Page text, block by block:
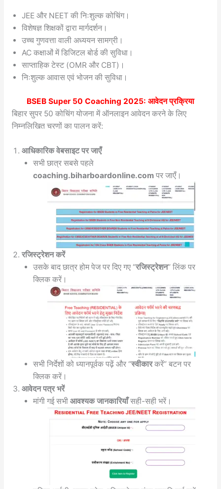
JEE और NEET की निःशुल्क कोचिंग।
विशेषज्ञ शिक्षकों द्वारा मार्गदर्शन।
उच्च गुणवत्ता वाली अध्ययन सामग्री।
AC कक्षाओं में डिजिटल बोर्ड की सुविधा।
साप्ताहिक टेस्ट (OMR और CBT)।
निःशुल्क आवास एवं भोजन की सुविधा।
BSEB Super 50 Coaching 2025: आवेदन प्रक्रिया
बिहार सुपर 50 कोचिंग योजना में ऑनलाइन आवेदन करने के लिए
निम्नलिखित चरणों का पालन करें:
आधिकारिक वेबसाइट पर जाएँ
सभी छात्र सबसे पहले
coaching.biharboardonline.com पर जाएँ।
रजिस्ट्रेशन करें
उसके बाद छात्र होम पेज पर दिए गए “रजिस्ट्रेशन” लिंक पर
क्लिक करें।
सभी निर्देशों को ध्यानपूर्वक पढ़ें और “स्वीकारकरें” बटन पर
क्लिक करें।
आवेदन पत्र भरें
मांगी गई सभीआवश्यक जानकारियाँसही-सही भरें।